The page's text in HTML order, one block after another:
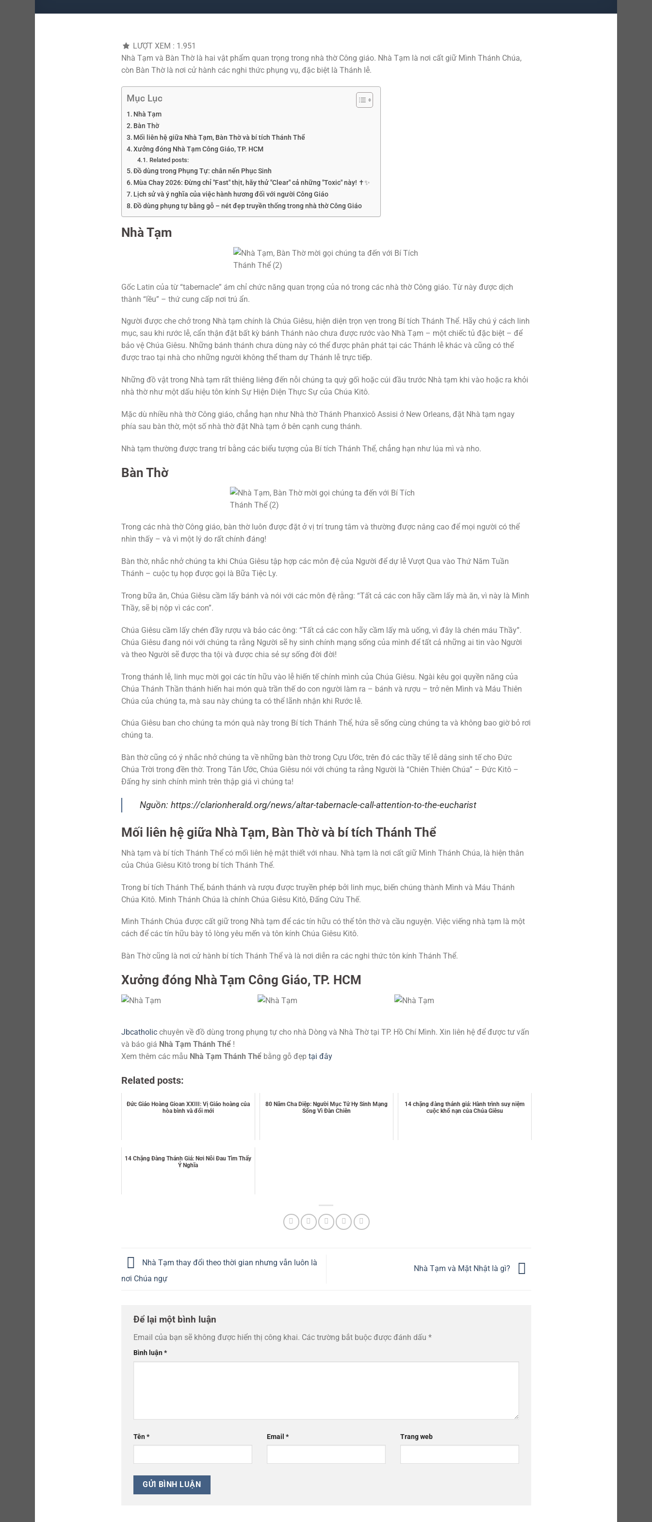
LƯỢT XEM : 1.951
Nhà Tạm và Bàn Thờ là hai vật phẩm quan trọng trong nhà thờ Công giáo. Nhà Tạm là nơi cất giữ Mình Thánh Chúa,
còn Bàn Thờ là nơi cử hành các nghi thức phụng vụ, đặc biệt là Thánh lễ.
Mục Lục
Nhà Tạm
Bàn Thờ
Mối liên hệ giữa Nhà Tạm, Bàn Thờ và bí tích Thánh Thể
Xưởng đóng Nhà Tạm Công Giáo, TP. HCM
Related posts:
Đồ dùng trong Phụng Tự: chân nến Phục Sinh
Mùa Chay 2026: Đừng chỉ "Fast" thịt, hãy thử "Clear" cả những "Toxic" này! ✝️✨
Lịch sử và ý nghĩa của việc hành hương đối với người Công Giáo
Đồ dùng phụng tự bằng gỗ – nét đẹp truyền thống trong nhà thờ Công Giáo
Nhà Tạm
Gốc Latin của từ “tabernacle” ám chỉ chức năng quan trọng của nó trong các nhà thờ Công giáo. Từ này được dịch
thành “lều” – thứ cung cấp nơi trú ẩn.
Người được che chở trong Nhà tạm chính là Chúa Giêsu, hiện diện trọn vẹn trong Bí tích Thánh Thể. Hãy chú ý cách linh
mục, sau khi rước lễ, cẩn thận đặt bất kỳ bánh Thánh nào chưa được rước vào Nhà Tạm – một chiếc tủ đặc biệt – để
bảo vệ Chúa Giêsu. Những bánh thánh chưa dùng này có thể được phân phát tại các Thánh lễ khác và cũng có thể
được trao tại nhà cho những người không thể tham dự Thánh lễ trực tiếp.
Những đồ vật trong Nhà tạm rất thiêng liêng đến nỗi chúng ta quỳ gối hoặc cúi đầu trước Nhà tạm khi vào hoặc ra khỏi
nhà thờ như một dấu hiệu tôn kính Sự Hiện Diện Thực Sự của Chúa Kitô.
Mặc dù nhiều nhà thờ Công giáo, chẳng hạn như Nhà thờ Thánh Phanxicô Assisi ở New Orleans, đặt Nhà tạm ngay
phía sau bàn thờ, một số nhà thờ đặt Nhà tạm ở bên cạnh cung thánh.
Nhà tạm thường được trang trí bằng các biểu tượng của Bí tích Thánh Thể, chẳng hạn như lúa mì và nho.
Bàn Thờ
Trong các nhà thờ Công giáo, bàn thờ luôn được đặt ở vị trí trung tâm và thường được nâng cao để mọi người có thể
nhìn thấy – và vì một lý do rất chính đáng!
Bàn thờ, nhắc nhở chúng ta khi Chúa Giêsu tập hợp các môn đệ của Người để dự lễ Vượt Qua vào Thứ Năm Tuần
Thánh – cuộc tụ họp được gọi là Bữa Tiệc Ly.
Trong bữa ăn, Chúa Giêsu cầm lấy bánh và nói với các môn đệ rằng: “Tất cả các con hãy cầm lấy mà ăn, vì này là Mình
Thầy, sẽ bị nộp vì các con”.
Chúa Giêsu cầm lấy chén đầy rượu và bảo các ông: “Tất cả các con hãy cầm lấy mà uống, vì đây là chén máu Thầy”.
Chúa Giêsu đang nói với chúng ta rằng Người sẽ hy sinh chính mạng sống của mình để tất cả những ai tin vào Người
và theo Người sẽ được tha tội và được chia sẻ sự sống đời đời!
Trong thánh lễ, linh mục mời gọi các tín hữu vào lễ hiến tế chính mình của Chúa Giêsu. Ngài kêu gọi quyền năng của
Chúa Thánh Thần thánh hiến hai món quà trần thế do con người làm ra – bánh và rượu – trở nên Mình và Máu Thiên
Chúa của chúng ta, mà sau này chúng ta có thể lãnh nhận khi Rước lễ.
Chúa Giêsu ban cho chúng ta món quà này trong Bí tích Thánh Thể, hứa sẽ sống cùng chúng ta và không bao giờ bỏ rơi
chúng ta.
Bàn thờ cũng có ý nhắc nhở chúng ta về những bàn thờ trong Cựu Ước, trên đó các thầy tế lễ dâng sinh tế cho Đức
Chúa Trời trong đền thờ. Trong Tân Ước, Chúa Giêsu nói với chúng ta rằng Người là “Chiên Thiên Chúa” – Đức Kitô –
Đấng hy sinh chính mình trên thập giá vì chúng ta!
Nguồn: https://clarionherald.org/news/altar-tabernacle-call-attention-to-the-eucharist
Mối liên hệ giữa Nhà Tạm, Bàn Thờ và bí tích Thánh Thể
Nhà tạm và bí tích Thánh Thể có mối liên hệ mật thiết với nhau. Nhà tạm là nơi cất giữ Mình Thánh Chúa, là hiện thân
của Chúa Giêsu Kitô trong bí tích Thánh Thể.
Trong bí tích Thánh Thể, bánh thánh và rượu được truyền phép bởi linh mục, biến chúng thành Mình và Máu Thánh
Chúa Kitô. Mình Thánh Chúa là chính Chúa Giêsu Kitô, Đấng Cứu Thế.
Mình Thánh Chúa được cất giữ trong Nhà tạm để các tín hữu có thể tôn thờ và cầu nguyện. Việc viếng nhà tạm là một
cách để các tín hữu bày tỏ lòng yêu mến và tôn kính Chúa Giêsu Kitô.
Bàn Thờ cũng là nơi cử hành bí tích Thánh Thể và là nơi diễn ra các nghi thức tôn kính Thánh Thể.
Xưởng đóng Nhà Tạm Công Giáo, TP. HCM
Jbcatholicchuyên về đồ dùng trong phụng tự cho nhà Dòng và Nhà Thờ tại TP. Hồ Chí Mình. Xin liên hệ để được tư vấn
và báo giá Nhà Tạm Thánh Thể!
Xem thêm các mẫu Nhà Tạm Thánh Thểbằng gỗ đẹp tại đây
Related posts:
Đức Giáo Hoàng Gioan XXIII: Vị Giáo hoàng của
hòa bình và đổi mới
80 Năm Cha Diệp: Người Mục Tử Hy Sinh Mạng
Sống Vì Đàn Chiên
14 chặng đàng thánh giá: Hành trình suy niệm
cuộc khổ nạn của Chúa Giêsu
14 Chặng Đàng Thánh Giá: Nơi Nỗi Đau Tìm Thấy
Ý Nghĩa
Nhà Tạm thay đổi theo thời gian nhưng vẫn luôn là
nơi Chúa ngự
Nhà Tạm và Mặt Nhật là gì?
Để lại một bình luận
Email của bạn sẽ không được hiển thị công khai. Các trường bắt buộc được đánh dấu *
Bình luận*
Tên* Email * Trang web